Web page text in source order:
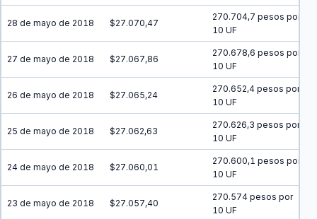
28 de mayo de 2018 $27.070,47
270.704,7 pesos por
10 UF
27 de mayo de 2018 $27.067,86
270.678,6 pesos por
10 UF
26 de mayo de 2018 $27.065,24
270.652,4 pesos por
10 UF
25 de mayo de 2018 $27.062,63
270.626,3 pesos por
10 UF
24 de mayo de 2018 $27.060,01
270.600,1 pesos por
10 UF
23 de mayo de 2018 $27.057,40
270.574 pesos por
10 UF